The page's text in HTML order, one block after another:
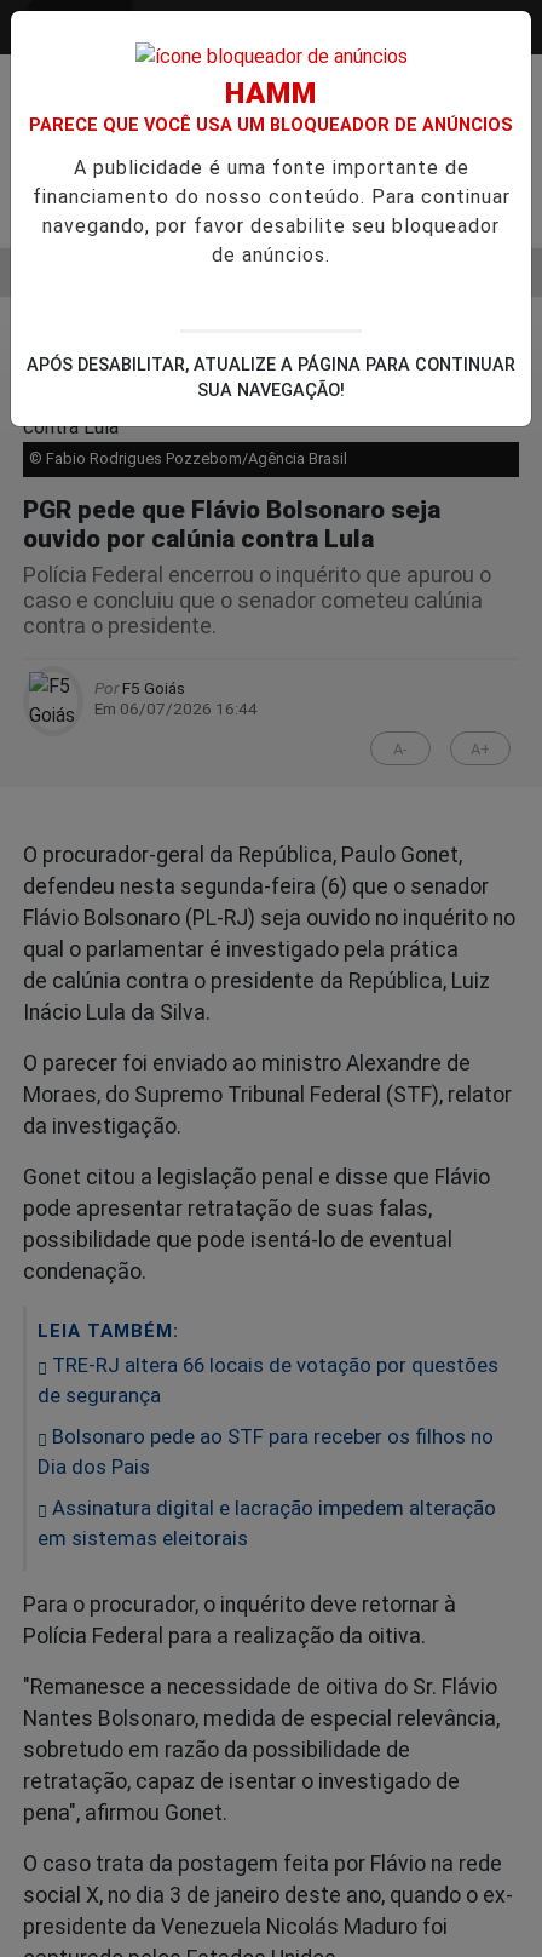
Pesquisar Notícia
Justiça
© Fabio Rodrigues Pozzebom/Agência Brasil
PGR pede que Flávio Bolsonaro seja
ouvido por calúnia contra Lula
Polícia Federal encerrou o inquérito que apurou o
caso e concluiu que o senador cometeu calúnia
contra o presidente.
PorF5 Goiás
Em 06/07/2026 16:44
A- A+
O procurador-geral da República, Paulo Gonet,
defendeu nesta segunda-feira (6) que o senador
Flávio Bolsonaro (PL-RJ) seja ouvido no inquérito no
qual o parlamentar é investigado pela prática
de calúnia contra o presidente da República, Luiz
Inácio Lula da Silva.
O parecer foi enviado ao ministro Alexandre de
Moraes, do Supremo Tribunal Federal (STF), relator
da investigação.
Gonet citou a legislação penal e disse que Flávio
pode apresentar retratação de suas falas,
possibilidade que pode isentá-lo de eventual
condenação.
LEIA TAMBÉM:
TRE-RJ altera 66 locais de votação por questões
de segurança
Bolsonaro pede ao STF para receber os filhos no
Dia dos Pais
Assinatura digital e lacração impedem alteração
em sistemas eleitorais
Para o procurador, o inquérito deve retornar à
Polícia Federal para a realização da oitiva.
"Remanesce a necessidade de oitiva do Sr. Flávio
Nantes Bolsonaro, medida de especial relevância,
sobretudo em razão da possibilidade de
retratação, capaz de isentar o investigado de
pena", afirmou Gonet.
O caso trata da postagem feita por Flávio na rede
social X, no dia 3 de janeiro deste ano, quando o ex-
presidente da Venezuela Nicolás Maduro foi
HAMM
PARECE QUE VOCÊ USA UM BLOQUEADOR DE ANÚNCIOS
A publicidade é uma fonte importante de
financiamento do nosso conteúdo. Para continuar
navegando, por favor desabilite seu bloqueador
de anúncios.
APÓS DESABILITAR, ATUALIZE A PÁGINA PARA CONTINUAR
SUA NAVEGAÇÃO!